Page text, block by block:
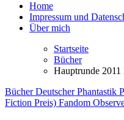
Home
Impressum und
Über mich
Startseite
Bücher
Hauptrunde 2011
BücherDeutscher Phantastik
Fiction Preis) Fandom